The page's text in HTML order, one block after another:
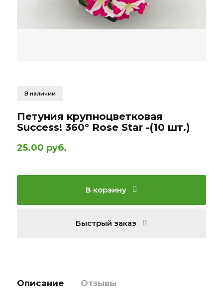
В наличии
Петуния крупноцветковая
Success! 360° Rose Star -(10 шт.)
25.00 руб.
В корзину
Быстрый заказ
Описание Отзывы